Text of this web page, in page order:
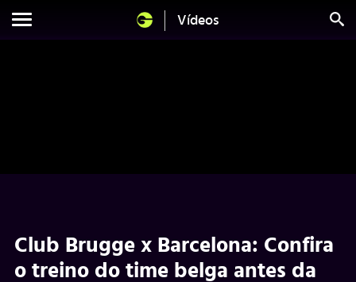
Vídeos
Club Brugge x Barcelona: Confira
o treino do time belga antes da